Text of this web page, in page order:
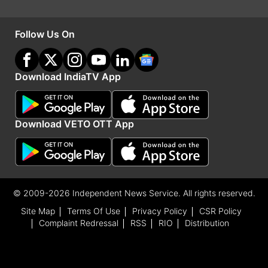
प्रधानमंत्री के मिजोरम दौरे को लेकर जोरों पर तैयारियां
मिजोरम में जबरदस्त तैयारियां चल रही हैं। मुख्यमंत्री
लालदुहोमा, प्रधानमंत्री के स्वागत में कोई कसर नहीं छोड़ना
चाहते हैं। सीएम ने मंगलवार को तैयारियों की समीक्षा के लिए
Follow Us On
Download IndiaTV App
Download VETO OTT App
© 2009-2026 Independent News Service. All rights reserved.
Site Map
Terms Of Use Privacy Policy
CSR Policy
Complaint Redressal
RSS RIO Distribution